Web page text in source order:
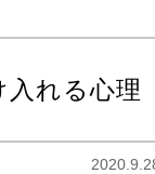
入れる心理